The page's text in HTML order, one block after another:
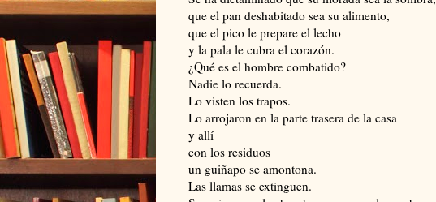
que el pan deshabitado sea su alimento,
que el pico le prepare el lecho
y la pala le cubra el corazón.
¿Qué es el hombre combatido?
Nadie lo recuerda.
Lo visten los trapos.
Lo arrojaron en la parte trasera de la casa
y allí
con los residuos
un guiñapo se amontona.
Las llamas se extinguen.